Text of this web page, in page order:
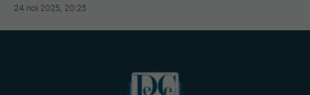
24 noi 2025, 20:23